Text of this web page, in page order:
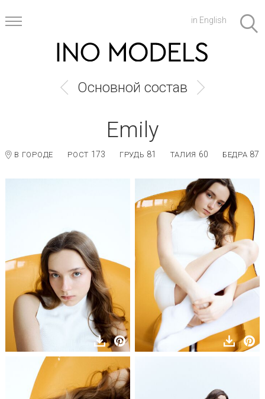
in English
Основной состав
Emily
В ГОРОДЕ РОСТ 173 ГРУДЬ 81 ТАЛИЯ 60 БЕДРА 87